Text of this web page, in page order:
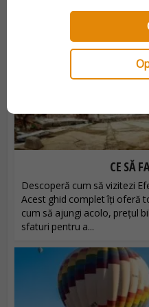
CE SĂ
Descoperă cum să vizitezi
Acest ghid complet îți oferă
cum să ajungi acolo, prețul
sfaturi pentru a...